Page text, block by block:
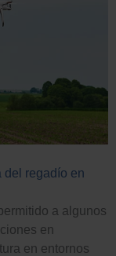
del regadío en
a algunos
en
en entornos